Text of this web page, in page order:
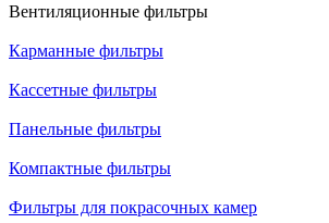
Вентиляционные фильтры
Карманные фильтры
Кассетные фильтры
Панельные фильтры
Компактные фильтры
Фильтры для покрасочных камер